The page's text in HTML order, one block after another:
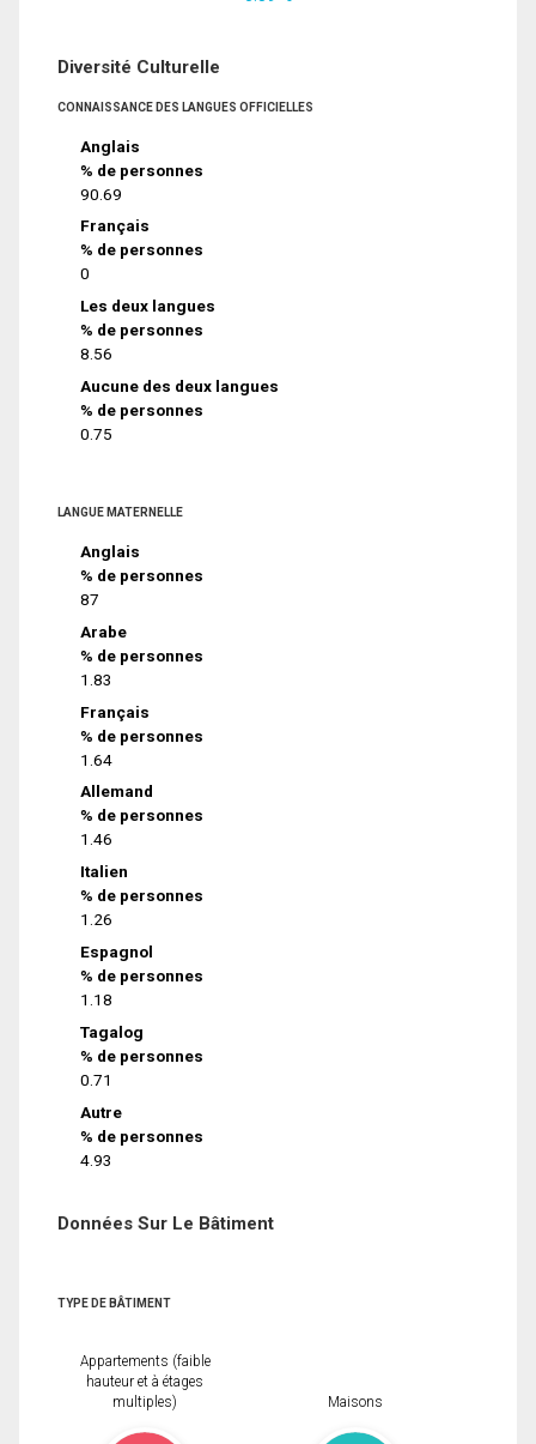
Diversité Culturelle
CONNAISSANCE DES LANGUES OFFICIELLES
Anglais
% de personnes
90.69
Français
% de personnes
0
Les deux langues
% de personnes
8.56
Aucune des deux langues
% de personnes
0.75
LANGUE MATERNELLE
Anglais
% de personnes
87
Arabe
% de personnes
1.83
Français
% de personnes
1.64
Allemand
% de personnes
1.46
Italien
% de personnes
1.26
Espagnol
% de personnes
1.18
Tagalog
% de personnes
0.71
Autre
% de personnes
4.93
Données Sur Le Bâtiment
TYPE DE BÂTIMENT
Appartements (faible
hauteur et à étages
multiples)
Maisons